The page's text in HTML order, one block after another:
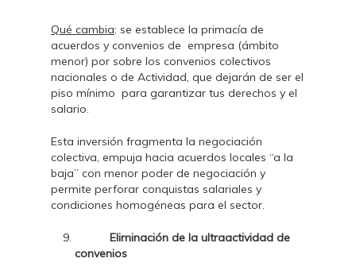
Qué cambia: se establece la primacía de
acuerdos y convenios de empresa (ámbito
menor) por sobre los convenios colectivos
nacionales o de Actividad, que dejarán de ser el
piso mínimo para garantizar tus derechos y el
salario.
Esta inversión fragmenta la negociación
colectiva, empuja hacia acuerdos locales “a la
baja” con menor poder de negociación y
permite perforar conquistas salariales y
condiciones homogéneas para el sector.
Eliminación de la ultraactividad de
convenios